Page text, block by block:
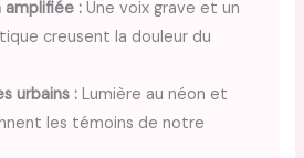
:Une voix grave et un
creusent la douleur du
urbains :Lumière au néon et
les témoins de notre